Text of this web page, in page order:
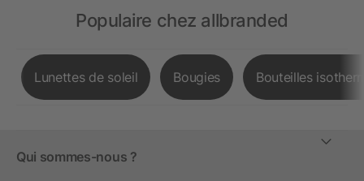
Populaire chez allbranded
Lunettes de soleil Bougies Bouteilles
Qui sommes-nous ?